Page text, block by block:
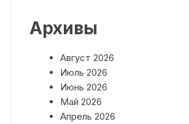
Архивы
Август 2026
Июль 2026
Июнь 2026
Май 2026
Апрель 2026